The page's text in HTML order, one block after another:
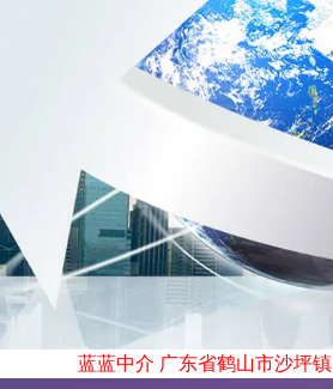
蓝蓝中介 广东省鹤山市沙坪镇